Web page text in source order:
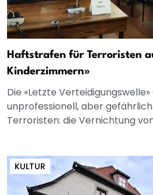
Haftstrafen für Terroristen
Kinderzimmern»
Die «Letzte
unprofessionell, aber
Terroristen: die Vernichtung von
KULTUR